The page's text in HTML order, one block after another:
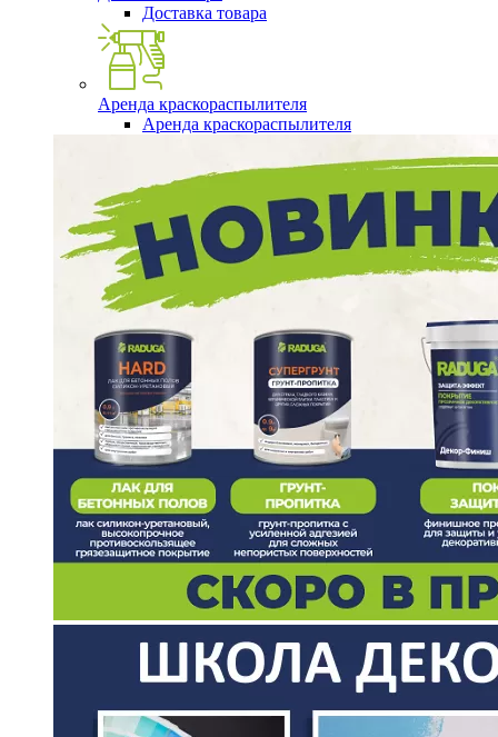
Доставка товара
Аренда краскораспылителя
Аренда краскораспылителя